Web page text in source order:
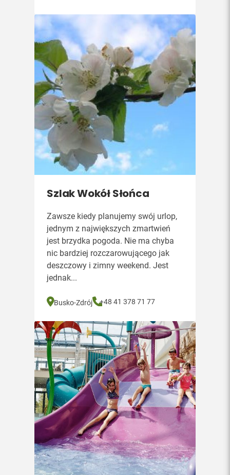
Szlak Wokół Słońca
Zawsze kiedy planujemy swój urlop,
jednym z największych zmartwień
jest brzydka pogoda. Nie ma chyba
nic bardziej rozczarowującego jak
deszczowy i zimny weekend. Jest
jednak...
Busko-Zdrój +48 41 378 71 77